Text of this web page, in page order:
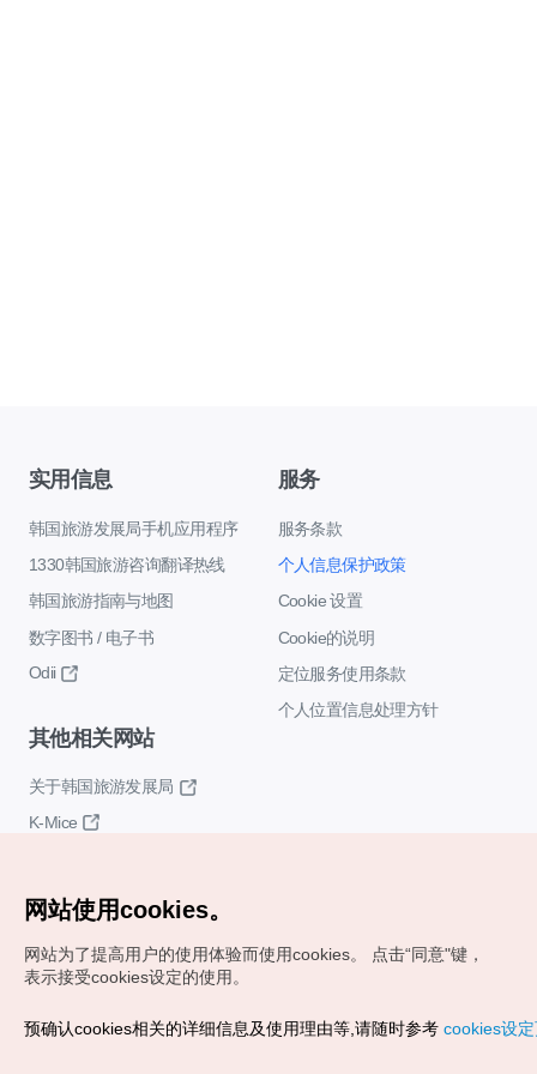
实用信息
韩国旅游发展局手机应用程序
1330韩国旅游咨询翻译热线
韩国旅游指南与地图
数字图书 / 电子书
Odii
服务
服务条款
个人信息保护政策
Cookie 设置
Cookie的说明
定位服务使用条款
个人位置信息处理方针
其他相关网站
关于韩国旅游发展局
K-Mice
Copyrights (c) 韩国旅游发展局版权所有
网站使用cookies。
网站为了提高用户的使用体验而使用cookies。
点击“同意"键，
表示接受cookies设定的使用。
预确认cookies相关的详细信息及使用理由等,请随时参考 cookies设